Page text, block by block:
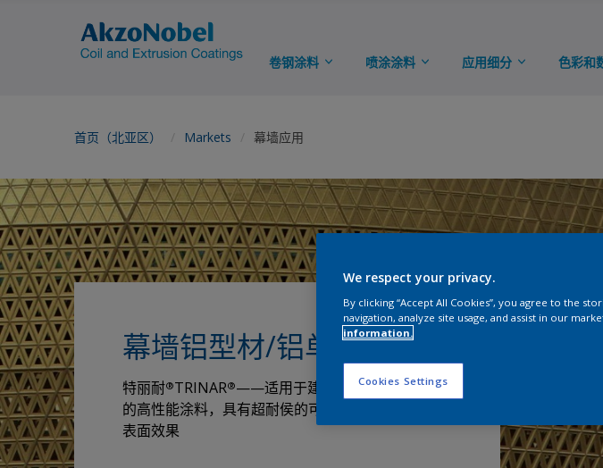
卷钢涂料 喷涂涂料 应用细分 色彩和
首页（北亚区） Markets 幕墙应用
幕墙铝型材/铝单板
特丽耐®TRINAR®——适用于建筑用铝型材/铝单板
的高性能涂料，具有超耐侯的可靠性能和极具质感的
表面效果
We respect your privacy.
By clicking “Accept All Cookies”, you agree to the
navigation, analyze site usage, and assist in our
information.
Cookies Settings